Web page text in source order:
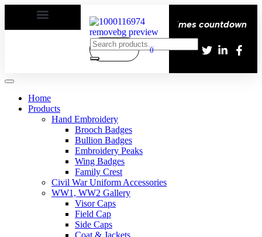
| Delivery All over the eroupe🚚 | Times countdown
0
Home
Products
Hand Embroidery
Brooch Badges
Bullion Badges
Embroidery Peaks
Wing Badges
Family Crest
Civil War Uniform Accessories
WW1, WW2 Gallery
Visor Caps
Field Cap
Side Caps
Coat & Jackets